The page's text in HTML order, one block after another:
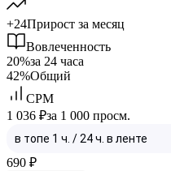
+24Прирост за месяц
Вовлеченность
20%за 24 часа
42%Общий
CPM
1 036 ₽за 1 000 просм.
690 ₽